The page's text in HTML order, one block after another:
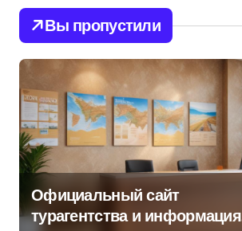
Вы пропустили
Официальный сайт
турагентства и информация